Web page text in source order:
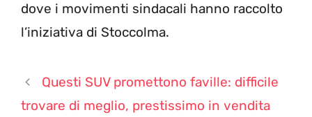
dove i movimenti sindacali hanno raccolto
l’iniziativa di Stoccolma.
Questi SUV promettono faville: difficile
trovare di meglio, prestissimo in vendita